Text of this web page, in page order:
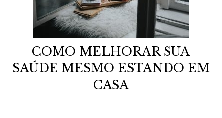
COMO MELHORAR SUA
SAÚDE MESMO ESTANDO EM
CASA